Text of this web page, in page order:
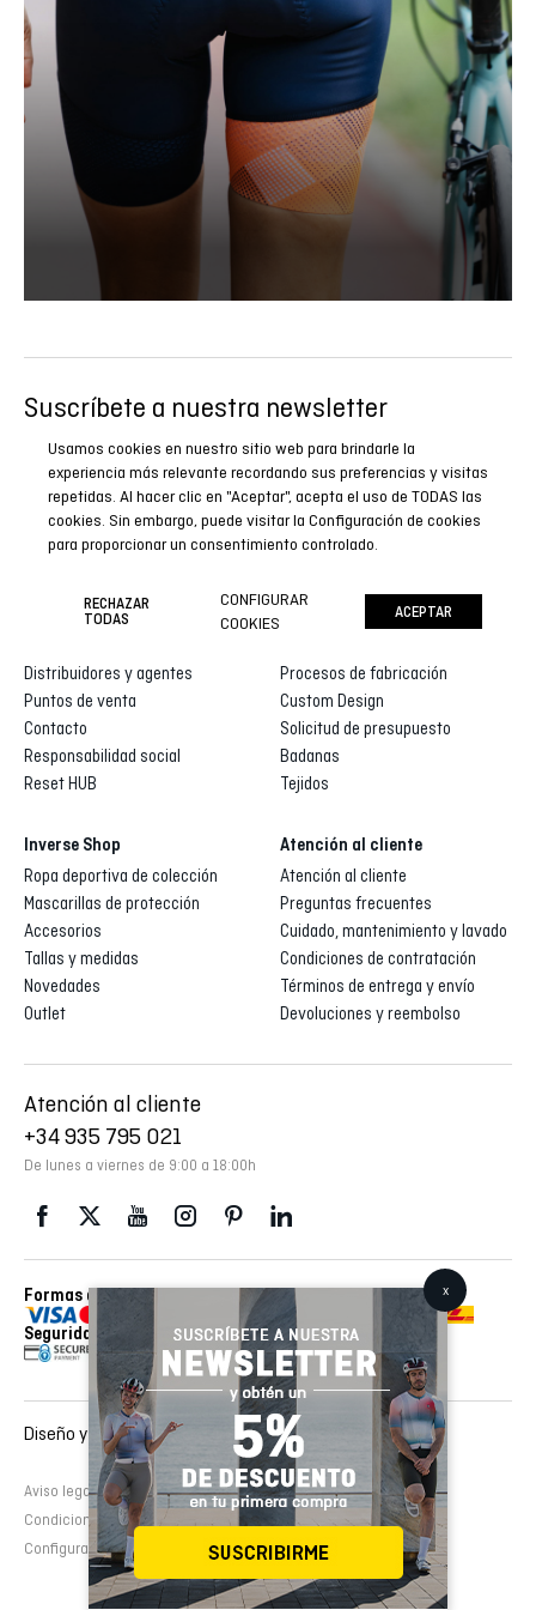
Suscríbete a nuestra newsletter
Sé el primero en conocer todas nuestras novedades,
reportajes y promociones especiales.
SUSCRIBIRME AHORA
Distribuidores y agentes
Puntos de venta
Contacto
Responsabilidad social
Reset HUB
Inverse custom
Procesos de fabricación
Custom Design
Solicitud de presupuesto
Badanas
Tejidos
Inverse Shop
Ropa deportiva de colección
Mascarillas de protección
Accesorios
Tallas y medidas
Novedades
Outlet
Atención al cliente
Atención al cliente
Preguntas frecuentes
Cuidado, mantenimiento y lavado
Condiciones de contratación
Términos de entrega y envío
Devoluciones y reembolso
Atención al cliente
+34 935 795 021
De lunes a viernes de 9:00 a 18:00h
Formas de pago
Envios realizados con
Seguridad
Aviso legal Política de cookies
Política de privacidad
Condiciones de contratación
Configurar cookies
Diseño y desarrollo web : EMFASI
Usamos cookies en nuestro sitio web para brindarle la
experiencia más relevante recordando sus preferencias y visitas
repetidas. Al hacer clic en "Aceptar", acepta el uso de TODAS las
cookies. Sin embargo, puede visitar la Configuración de cookies
para proporcionar un consentimiento controlado.
RECHAZAR
TODAS
CONFIGURAR
COOKIES
ACEPTAR